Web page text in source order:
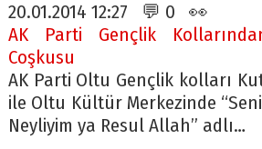
20.01.2014 12:27 💬 0 👀
AK Parti Gençlik
Coşkusu
AK Parti Oltu Gençlik kolları
ile Oltu Kültür Merkezinde
Neyliyim ya Resul Allah” adlı…